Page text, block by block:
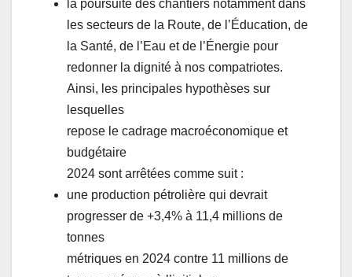
la poursuite des chantiers notamment dans
les secteurs de la Route, de l’Éducation, de
la Santé, de l’Eau et de l’Énergie pour
redonner la dignité à nos compatriotes.
Ainsi, les principales hypothèses sur
lesquelles
repose le cadrage macroéconomique et
budgétaire
2024 sont arrêtées comme suit :
une production pétrolière qui devrait
progresser de +3,4% à 11,4 millions de
tonnes
métriques en 2024 contre 11 millions de